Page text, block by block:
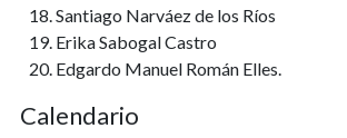
Santiago Narváez de los Ríos
Erika Sabogal Castro
Edgardo Manuel Román Elles.
Calendario